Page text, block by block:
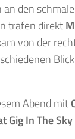
den
trafen direkt
von der
Abend mit
Gig In The Sky